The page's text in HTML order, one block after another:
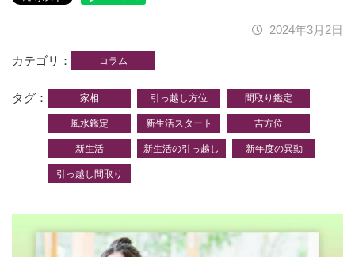
2024年3月2日
カテゴリ コラム
タグ 家相 引っ越し方位 間取り鑑定
風水鑑定 新生活スタート 吉方位
新生活 新生活の引っ越し 新年度の異動
引っ越し間取り